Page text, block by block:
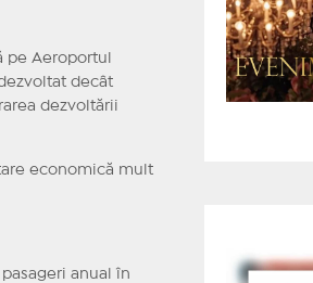
pe Aeroportul
decât
dezvoltării
economică mult
anual în